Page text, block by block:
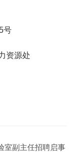
号
资源处
室副主任招聘启事